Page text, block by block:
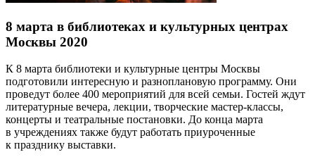
8 марта в библиотеках и культурных центрах
Москвы 2020
К 8 марта библиотеки и культурные центры Москвы
подготовили интересную и разноплановую программу. Они
проведут более 400 мероприятий для всей семьи. Гостей ждут
литературные вечера, лекции, творческие мастер-классы,
концерты и театральные постановки. До конца марта
в учреждениях также будут работать приуроченные
к празднику выставки.